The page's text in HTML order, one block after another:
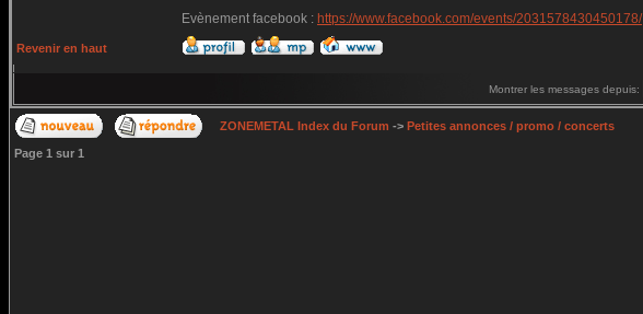
Evènement facebook : https://www.facebook.com/events/2031578430450178/
Revenir en haut
Montrer les messages depuis:
ZONEMETAL Index du Forum -> Petites annonces / promo / concerts
Page 1 sur 1